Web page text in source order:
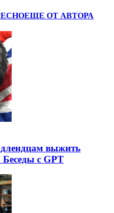
ЕЩЕ ОТ АВТОРА
выжить
Беседы с GPT